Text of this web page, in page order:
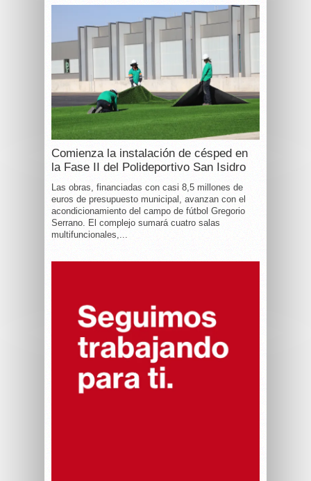
Comienza la instalación de césped en
la Fase II del Polideportivo San Isidro
Las obras, financiadas con casi 8,5 millones de
euros de presupuesto municipal, avanzan con el
acondicionamiento del campo de fútbol Gregorio
Serrano. El complejo sumará cuatro salas
multifuncionales,...